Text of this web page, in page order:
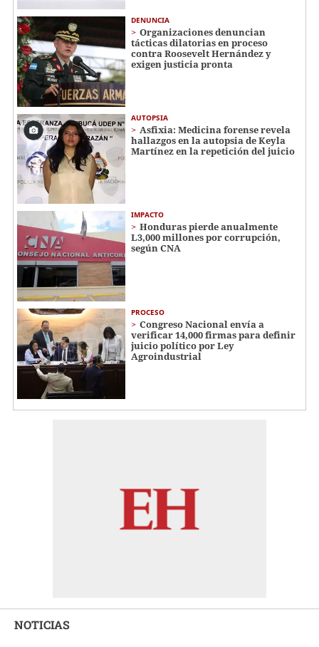
DENUNCIA
Organizaciones denuncian
tácticas dilatorias en proceso
contra Roosevelt Hernández y
exigen justicia pronta
AUTOPSIA
Asfixia: Medicina forense revela
hallazgos en la autopsia de Keyla
Martínez en la repetición del juicio
IMPACTO
Honduras pierde anualmente
L3,000 millones por corrupción,
según CNA
PROCESO
Congreso Nacional envía a
verificar 14,000 firmas para definir
juicio político por Ley
Agroindustrial
NOTICIAS